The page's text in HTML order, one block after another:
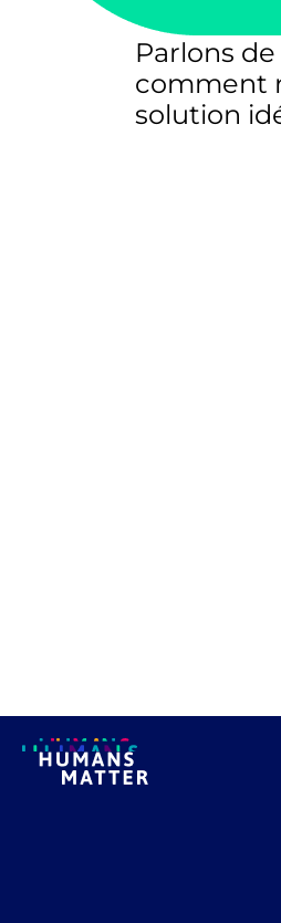
Parlons
comment
solution